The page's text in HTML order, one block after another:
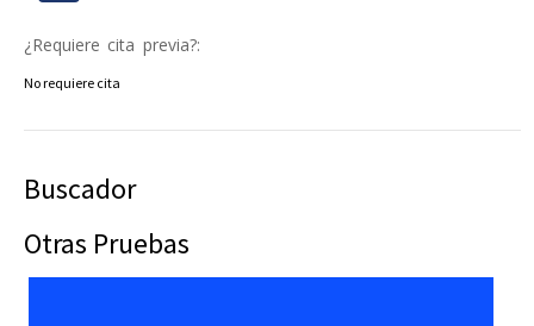
¿Requiere cita previa?:
No requiere cita
Buscador
Otras Pruebas